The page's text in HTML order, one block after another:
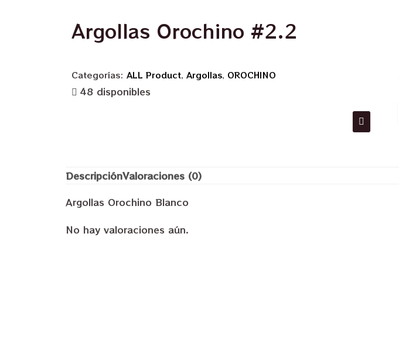
Argollas Orochino #2.2
Categorías: ALL Product, Argollas, OROCHINO
48 disponibles
DescripciónValoraciones (0)
Argollas Orochino Blanco
No hay valoraciones aún.